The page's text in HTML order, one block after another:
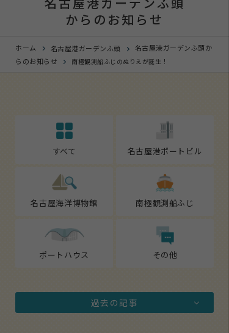
からのお知らせ
ホーム 名古屋港ガーデンふ頭
名古屋港ガーデンふ頭か
らのお知らせ
南極観測船ふじのぬりえが誕生！
すべて 名古屋港ポートビル
名古屋海洋博物館 南極観測船ふじ
ポートハウス その他
過去の記事